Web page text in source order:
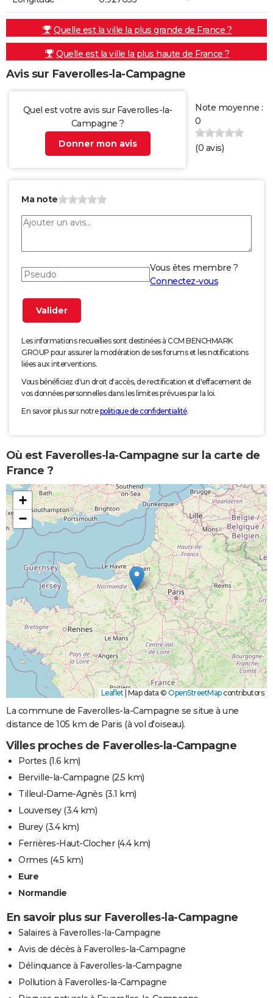
Quelle est la ville la plus grande de France ?
Quelle est la ville la plus haute de France ?
Avis sur Faverolles-la-Campagne
Quel est votre avis sur Faverolles-la-
Campagne ?
Donner mon avis
Note moyenne :
0
(0 avis)
Ma note
Vous êtes membre ?
Connectez-vous
Les informations recueillies sont destinées à CCM BENCHMARK
GROUP pour assurer la modération de ses forums et les notifications
liées aux interventions.
Vous bénéficiez d'un droit d'accès, de rectification et d'effacement de
vos données personnelles dans les limites prévues par la loi.
En savoir plus sur notrepolitique de confidentialité.
Où est Faverolles-la-Campagne sur la carte de
France ?
+
−
Leaflet| Map data © OpenStreetMapcontributors
La commune de Faverolles-la-Campagne se situe à une
distance de 105 km de Paris (à vol d'oiseau).
Villes proches de Faverolles-la-Campagne
Portes (1.6 km)
Berville-la-Campagne (2.5 km)
Tilleul-Dame-Agnès (3.1 km)
Louversey(3.4 km)
Burey(3.4 km)
Ferrières-Haut-Clocher(4.4 km)
Ormes (4.5 km)
Eure
Normandie
En savoir plus sur Faverolles-la-Campagne
Salaires à Faverolles-la-Campagne
Avis de décès à Faverolles-la-Campagne
Délinquance à Faverolles-la-Campagne
Pollution à Faverolles-la-Campagne